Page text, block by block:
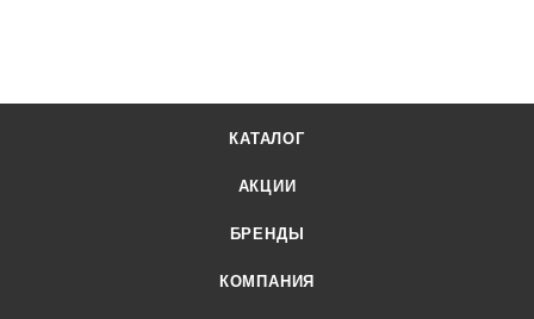
КАТАЛОГ
АКЦИИ
БРЕНДЫ
КОМПАНИЯ